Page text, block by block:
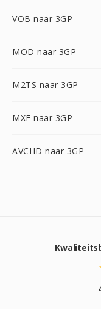
VOB naar 3GP
MOD naar 3GP
M2TS naar 3GP
MXF naar 3GP
AVCHD naar 3GP